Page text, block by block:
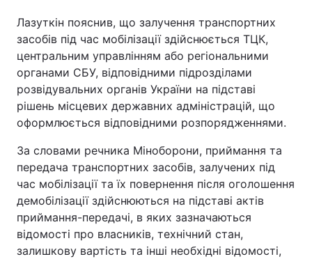
Лазуткін пояснив, що залучення транспортних
засобів під час мобілізації здійснюється ТЦК,
центральним управлінням або регіональними
органами СБУ, відповідними підрозділами
розвідувальних органів України на підставі
рішень місцевих державних адміністрацій, що
оформлюється відповідними розпорядженнями.
За словами речника Міноборони, приймання та
передача транспортних засобів, залучених під
час мобілізації та їх повернення після оголошення
демобілізації здійснюються на підставі актів
приймання-передачі, в яких зазначаються
відомості про власників, технічний стан,
залишкову вартість та інші необхідні відомості,